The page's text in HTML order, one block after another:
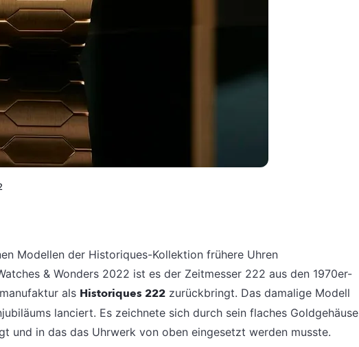
Modellen der Historiques-Kollektion frühere Uhren
& Wonders 2022 ist es der Zeitmesser 222 aus den 1970er-
als Historiques 222 zurückbringt. Das damalige Modell
lanciert. Es zeichnete sich durch sein flaches Goldgehäuse
und in das das Uhrwerk von oben eingesetzt werden musste.